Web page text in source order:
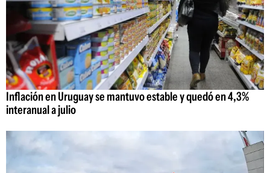
Inflación en Uruguay se mantuvo estable y quedó en 4,3%
interanual a julio